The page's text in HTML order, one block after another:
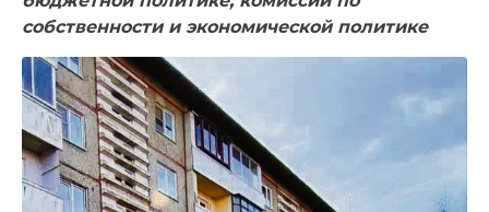
собственности и экономической политике